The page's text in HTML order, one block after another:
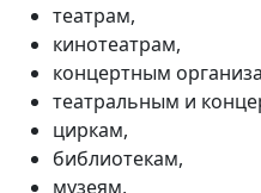
театрам,
кинотеатрам,
концертным
театральным и
циркам,
библиотекам,
музеям,